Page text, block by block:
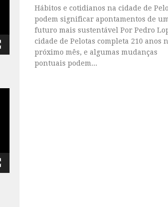
Hábitos e cotidianos na cidade de
podem significar apontamentos de
futuro mais sustentável Por Pedro
cidade de Pelotas completa 210 anos
próximo mês, e algumas mudanças
pontuais podem...